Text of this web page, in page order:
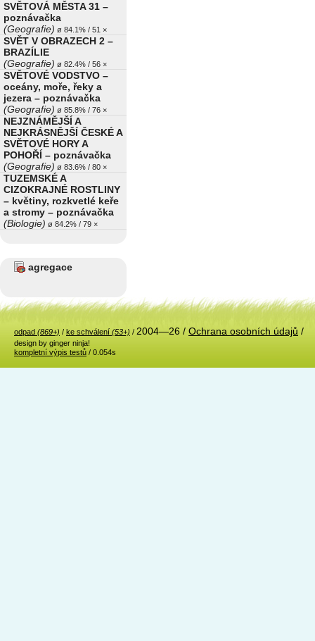
SVĚTOVÁ MĚSTA 31 –
poznávačka
(Geografie) ø 84.1% / 51 ×
SVĚT V OBRAZECH 2 –
BRAZÍLIE
(Geografie) ø 82.4% / 56 ×
SVĚTOVÉ VODSTVO –
oceány, moře, řeky a
jezera – poznávačka
(Geografie) ø 85.8% / 76 ×
NEJZNÁMĚJŠÍ A
NEJKRÁSNĚJŠÍ ČESKÉ A
SVĚTOVÉ HORY A
POHOŘÍ – poznávačka
(Geografie) ø 83.6% / 80 ×
TUZEMSKÉ A
CIZOKRAJNÉ ROSTLINY
– květiny, rozkvetlé keře
a stromy – poznávačka
(Biologie) ø 84.2% / 79 ×
agregace
odpad (869+) / ke schválení (53+) / 2004—26 / Ochrana osobních údajů /
design by ginger ninja!
kompletní výpis testů / 0.054s